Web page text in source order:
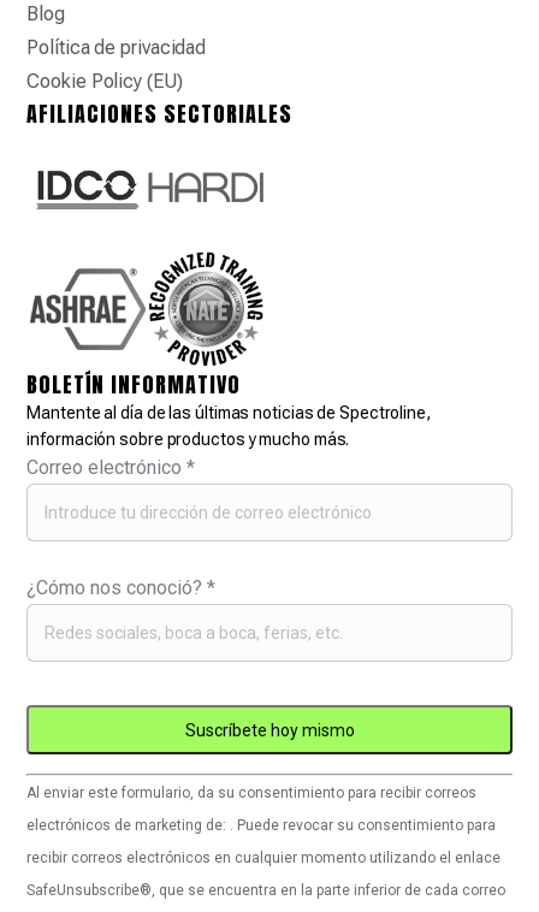
Blog
Política de privacidad
Cookie Policy (EU)
AFILIACIONES SECTORIALES
BOLETÍN INFORMATIVO
Mantente al día de las últimas noticias de Spectroline,
información sobre productos y mucho más.
Correo electrónico*
¿Cómo nos conoció?*
Uso
de
Constant
Contact.
Al enviar este formulario, da su consentimiento para recibir correos
electrónicos de marketing de: . Puede revocar su consentimiento para
recibir correos electrónicos en cualquier momento utilizando el enlace
SafeUnsubscribe®, que se encuentra en la parte inferior de cada correo